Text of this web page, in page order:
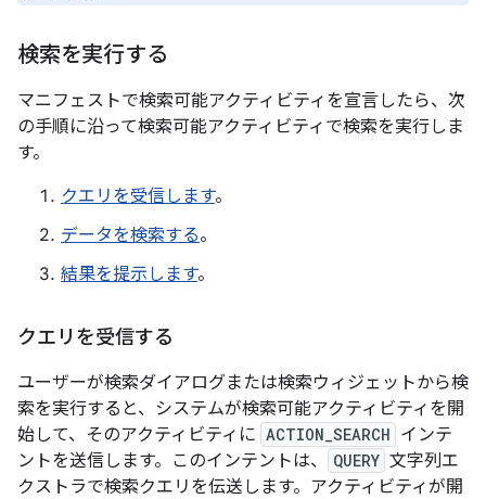
検索を実行する
マニフェストで検索可能アクティビティを宣言したら、次
の手順に沿って検索可能アクティビティで検索を実行しま
す。
クエリを受信します。
データを検索する。
結果を提示します。
クエリを受信する
ユーザーが検索ダイアログまたは検索ウィジェットから検
索を実行すると、システムが検索可能アクティビティを開
始して、そのアクティビティに ACTION_SEARCH インテ
ントを送信します。このインテントは、
QUERY 文字列エ
クストラで検索クエリを伝送します。アクティビティが開